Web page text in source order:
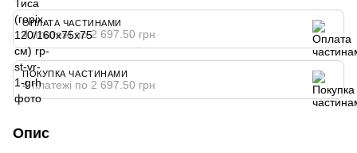
ОПЛАТА ЧАСТИНАМИ
4 платежі по 2 697.50 грн
ПОКУПКА ЧАСТИНАМИ
4 платежі по 2 697.50 грн
Опис